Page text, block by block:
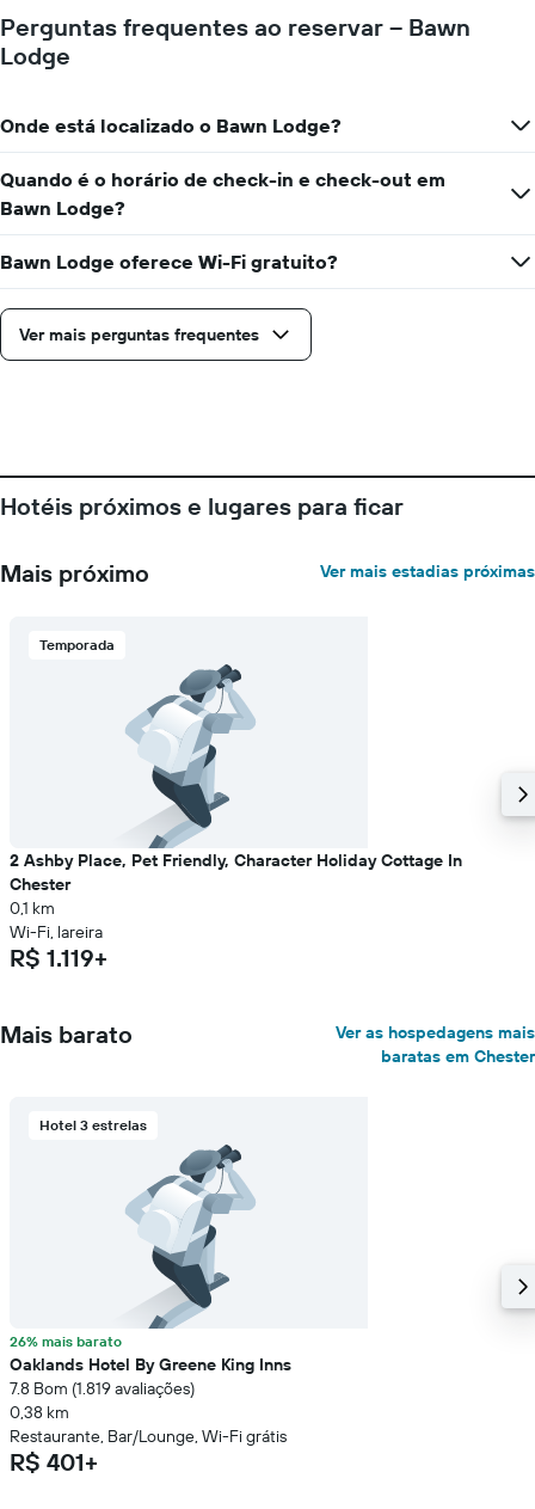
1
eixo
o
preço
médio
um
quarto
um
quarto
para
dia
O
gráfico
tem
1
X
exibindo
dias
1
eixo
o
de
Perguntas frequentes ao reservar – Bawn
Lodge
Onde está localizado o Bawn Lodge?
Quando é o horário de check-in e check-out em
Bawn Lodge?
Bawn Lodge oferece Wi-Fi gratuito?
Ver mais perguntas frequentes
Hotéis próximos e lugares para ficar
Mais próximo Ver mais estadias próximas
Temporada
2 Ashby Place, Pet Friendly, Character Holiday Cottage In
Chester
0,1 km
Wi-Fi, lareira
R$ 1.119+
Mais barato
Ver as hospedagens mais
baratas em Chester
Hotel 3 estrelas
26% mais barato
Oaklands Hotel By Greene King Inns
7.8 Bom (1.819 avaliações)
0,38 km
Restaurante, Bar/Lounge, Wi-Fi grátis
R$ 401+